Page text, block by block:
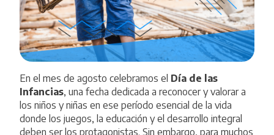
En el mes de agosto celebramos el Día de las
Infancias, una fecha dedicada a reconocer y valorar a
los niños y niñas en ese período esencial de la vida
donde los juegos, la educación y el desarrollo integral
deben ser los protagonistas. Sin embargo, para muchos